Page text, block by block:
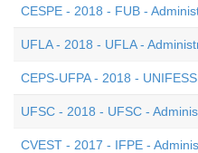
CESPE - 2018 - FUB -
UFLA - 2018 - UFLA -
CEPS-UFPA - 2018 -
UFSC - 2018 - UFSC -
CVEST - 2017 - IFPE -